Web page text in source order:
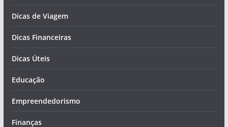
Dicas de Viagem
Dicas Financeiras
Dicas Úteis
Educação
Empreendedorismo
Finanças